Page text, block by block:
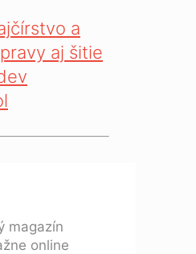
a
aj šitie
magazín
online